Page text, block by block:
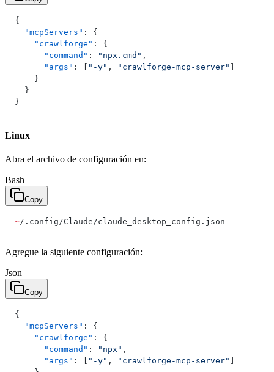
{
  "mcpServers"
: {
    "crawlforge"
: {
      "command"
: "npx.cmd" ,
      "args"
: [ "-y" , "crawlforge-mcp-server"
    }
  }
}
Linux
Abra el archivo de configuración en:
Bash
Copy
~/.config/Claude/claude_desktop_config.json
Agregue la siguiente configuración:
Json
Copy
{
  "mcpServers"
: {
    "crawlforge"
: {
      "command"
: "npx" ,
      "args"
: [ "-y" , "crawlforge-mcp-server"